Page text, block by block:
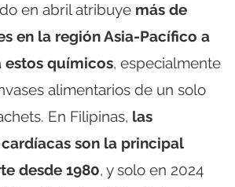
en abril atribuye más de
en la región Asia-Pacífico a
estos químicos, especialmente
alimentarios de un solo
En Filipinas, las
son la principal
desde 1980, y solo en 2024